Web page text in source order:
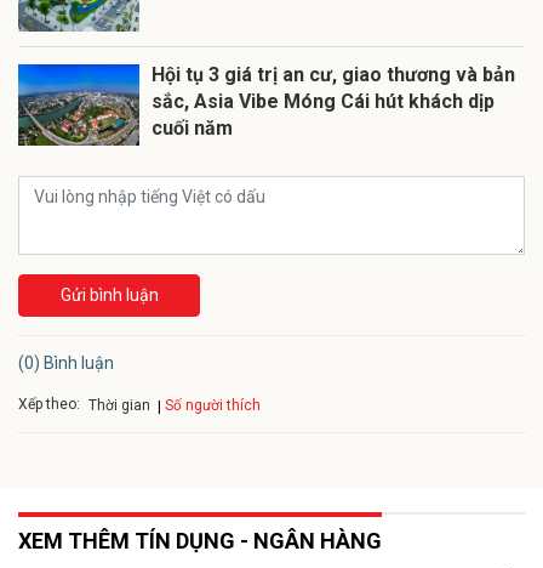
Hội tụ 3 giá trị an cư, giao thương và bản
sắc, Asia Vibe Móng Cái hút khách dịp
cuối năm
Gửi bình luận
(0) Bình luận
Xếp theo: Thời gian Số người thích
XEM THÊM TÍN DỤNG - NGÂN HÀNG